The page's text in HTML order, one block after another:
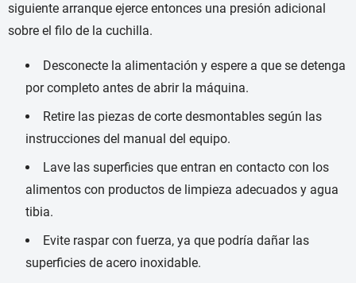
siguiente arranque ejerce entonces una presión adicional
sobre el filo de la cuchilla.
Desconecte la alimentación y espere a que se detenga
por completo antes de abrir la máquina.
Retire las piezas de corte desmontables según las
instrucciones del manual del equipo.
Lave las superficies que entran en contacto con los
alimentos con productos de limpieza adecuados y agua
tibia.
Evite raspar con fuerza, ya que podría dañar las
superficies de acero inoxidable.